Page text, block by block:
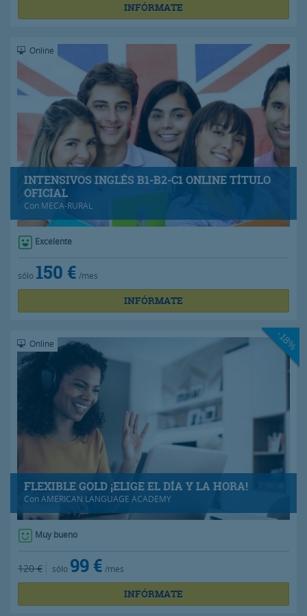
INFÓRMATE
INTENSIVOS INGLÉS B1-B2-C1 ONLINE TÍTULO
OFICIAL
Con MECA-RURAL
Online
Excelente
sólo 150 € /mes
INFÓRMATE
FLEXIBLE GOLD ¡ELIGE EL DÍA Y LA HORA!
ConAMERICAN LANGUAGE ACADEMY
Online -18%
Muy bueno
120 € sólo 99 € /mes
INFÓRMATE